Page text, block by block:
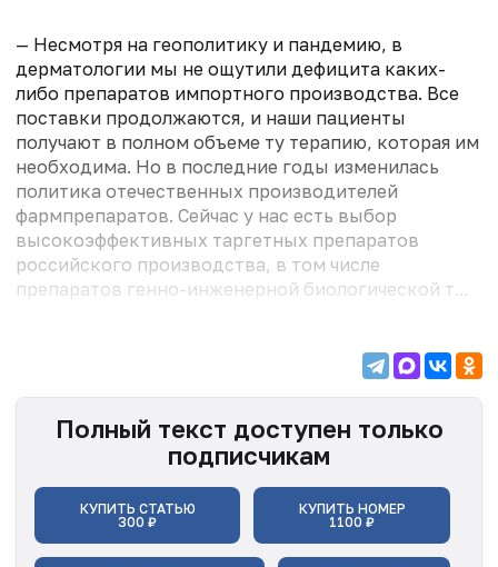
— Несмотря на геополитику и пандемию, в
дерматологии мы не ощутили дефицита каких-
либо препаратов импортного производства. Все
поставки продолжаются, и наши пациенты
получают в полном объеме ту терапию, которая им
необходима. Но в последние годы изменилась
политика отечественных производителей
фармпрепаратов. Сейчас у нас есть выбор
высокоэффективных таргетных препаратов
российского производства, в том числе
препаратов генно-инженерной биологической т...
Полный текст доступен только
подписчикам
КУПИТЬ СТАТЬЮ
300 ₽
КУПИТЬ НОМЕР
1100 ₽